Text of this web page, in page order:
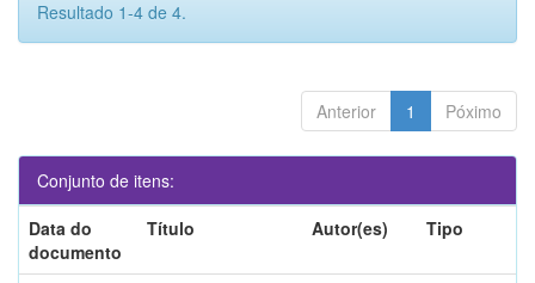
Resultado 1-4 de 4.
Anterior 1 Póximo
Conjunto de itens:
Data do
documento
Título Autor(es) Tipo